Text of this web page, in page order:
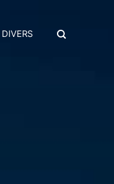
DIVERS